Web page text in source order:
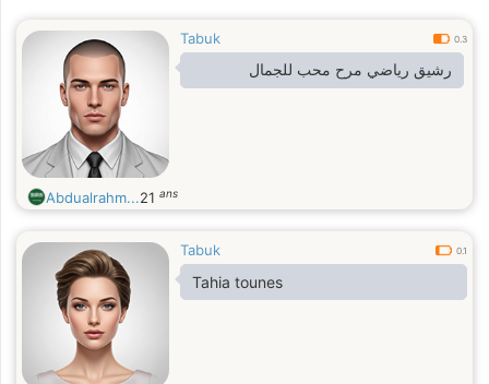
Tabuk 0.3
رشيق رياضي مرح محب للجمال
Abdualrahm...21 ans
Tabuk 0.1
Tahia tounes